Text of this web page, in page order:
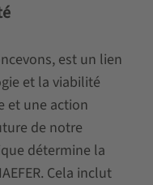
est un lien
et la viabilité
et une action
de notre
détermine la
Cela inclut